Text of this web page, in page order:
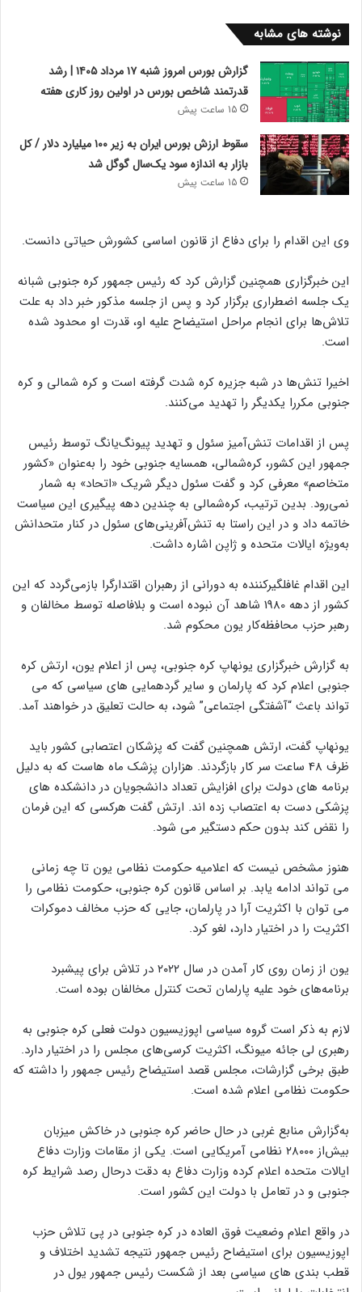
نوشته های مشابه
گزارش بورس امروز شنبه ۱۷ مرداد ۱۴۰۵ | رشد
قدرتمند شاخص بورس در اولین روز کاری هفته
15 ساعت پیش
سقوط ارزش بورس ایران به زیر ۱۰۰ میلیارد دلار / کل
بازار به اندازه سود یک‌سال گوگل شد
15 ساعت پیش
وی این اقدام را برای دفاع از قانون اساسی کشورش حیاتی دانست.
این خبرگزاری همچنین گزارش کرد که رئیس جمهور کره جنوبی شبانه
یک جلسه اضطراری برگزار کرد و پس از جلسه مذکور خبر داد به علت
تلاش‌ها برای انجام مراحل استیضاح علیه او، قدرت او محدود شده
است.
اخیرا تنش‌ها در شبه جزیره کره شدت گرفته است و کره شمالی و کره
جنوبی مکررا یکدیگر را تهدید می‌کنند.
پس از اقدامات تنش‌آمیز سئول و تهدید پیونگ‌یانگ توسط رئیس
جمهور این کشور، کره‌شمالی، همسایه جنوبی خود را به‌عنوان «کشور
متخاصم» معرفی کرد و گفت سئول دیگر شریک «اتحاد» به شمار
نمی‌رود. بدین ترتیب، کره‌شمالی به چندین دهه پیگیری این سیاست
خاتمه داد و در این راستا به تنش‌آفرینی‌های سئول در کنار متحدانش
به‌ویژه ایالات متحده و ژاپن اشاره داشت.
این اقدام غافلگیرکننده به دورانی از رهبران اقتدارگرا بازمی‌گردد که این
کشور از دهه 1980 شاهد آن نبوده است و بلافاصله توسط مخالفان و
رهبر حزب محافظه‌کار یون محکوم شد.
به گزارش خبرگزاری یونهاپ کره جنوبی، پس از اعلام یون، ارتش کره
جنوبی اعلام کرد که پارلمان و سایر گردهمایی های سیاسی که می
تواند باعث “آشفتگی اجتماعی” شود، به حالت تعلیق در خواهند آمد.
یونهاپ گفت، ارتش همچنین گفت که پزشکان اعتصابی کشور باید
ظرف 48 ساعت سر کار بازگردند. هزاران پزشک ماه هاست که به دلیل
برنامه های دولت برای افزایش تعداد دانشجویان در دانشکده های
پزشکی دست به اعتصاب زده اند. ارتش گفت هرکسی که این فرمان
را نقض کند بدون حکم دستگیر می شود.
هنوز مشخص نیست که اعلامیه حکومت نظامی یون تا چه زمانی
می تواند ادامه یابد. بر اساس قانون کره جنوبی، حکومت نظامی را
می توان با اکثریت آرا در پارلمان، جایی که حزب مخالف دموکرات
اکثریت را در اختیار دارد، لغو کرد.
یون از زمان روی کار آمدن در سال ۲۰۲۲ در تلاش برای پیشبرد
برنامه‌های خود علیه پارلمان تحت کنترل مخالفان بوده است.
لازم به ذکر است گروه سیاسی اپوزیسیون دولت فعلی کره جنوبی به
رهبری لی جائه میونگ، اکثریت کرسی‌های مجلس را در اختیار دارد.
طبق برخی گزارشات، مجلس قصد استیضاح رئیس جمهور را داشته که
حکومت نظامی اعلام شده است.
به‌گزارش منابع غربی در حال حاضر کره جنوبی در خاکش میزبان
بیش‌از ۲۸۰۰۰ نظامی آمریکایی است. یکی از مقامات وزارت دفاع
ایالات متحده اعلام کرده وزارت دفاع به دقت درحال رصد شرایط کره
جنوبی و در تعامل با دولت این کشور است.
در واقع اعلام وضعیت فوق العاده در کره جنوبی در پی تلاش حزب
اپوزیسیون برای استیضاح رئیس جمهور نتیجه تشدید اختلاف و
قطب بندی های سیاسی بعد از شکست رئیس جمهور یول در